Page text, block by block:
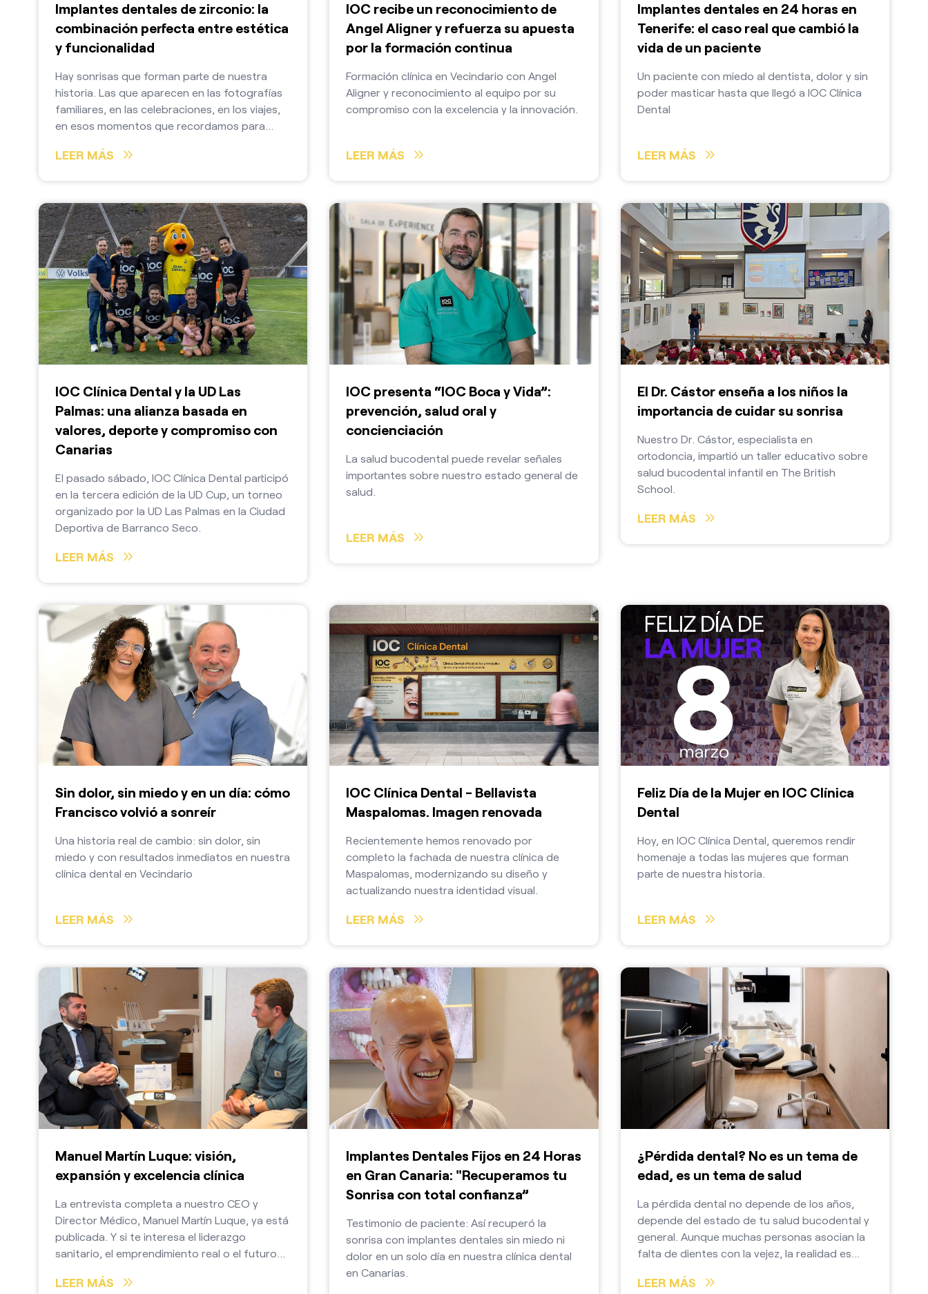
Implantes dentales de zirconio: la
combinación perfecta entre estética
y funcionalidad
Hay sonrisas que forman parte de nuestra
historia. Las que aparecen en las fotografías
familiares, en las celebraciones, en los viajes,
en esos momentos que recordamos para
LEER MÁS
IOC recibe un reconocimiento de
Angel Aligner y refuerza su apuesta
por la formación continua
Formación clínica en Vecindario con Angel
Aligner y reconocimiento al equipo por su
compromiso con la excelencia y la innovación.
LEER MÁS
Implantes dentales en 24 horas en
Tenerife: el caso real que cambió la
vida de un paciente
Un paciente con miedo al dentista, dolor y sin
poder masticar hasta que llegó a IOC Clínica
Dental
LEER MÁS
IOC Clínica Dental y la UD Las
Palmas: una alianza basada en
valores, deporte y compromiso con
Canarias
El pasado sábado, IOC Clínica Dental participó
en la tercera edición de la UD Cup, un torneo
organizado por la UD Las Palmas en la Ciudad
Deportiva de Barranco Seco.
LEER MÁS
IOC presenta “IOC Boca y Vida”:
prevención, salud oral y
concienciación
La salud bucodental puede revelar señales
importantes sobre nuestro estado general de
salud.
LEER MÁS
El Dr. Cástor enseña a los niños la
importancia de cuidar su sonrisa
Nuestro Dr. Cástor, especialista en
ortodoncia, impartió un taller educativo sobre
salud bucodental infantil en The British
School.
LEER MÁS
Sin dolor, sin miedo y en un día: cómo
Francisco volvió a sonreír
Una historia real de cambio: sin dolor, sin
miedo y con resultados inmediatos en nuestra
clínica dental en Vecindario
LEER MÁS
IOC Clínica Dental - Bellavista
Maspalomas. Imagen renovada
Recientemente hemos renovado por
completo la fachada de nuestra clínica de
Maspalomas, modernizando su diseño y
actualizando nuestra identidad visual.
LEER MÁS
Feliz Día de la Mujer en IOC Clínica
Dental
Hoy, en IOC Clínica Dental, queremos rendir
homenaje a todas las mujeres que forman
parte de nuestra historia.
LEER MÁS
Manuel Martín Luque: visión,
expansión y excelencia clínica
La entrevista completa a nuestro CEO y
Director Médico, Manuel Martín Luque, ya está
publicada. Y si te interesa el liderazgo
sanitario, el emprendimiento real o el futuro
LEER MÁS
Implantes Dentales Fijos en 24 Horas
en Gran Canaria: "Recuperamos tu
Sonrisa con total confianza”
Testimonio de paciente: Así recuperó la
sonrisa con implantes dentales sin miedo ni
dolor en un solo día en nuestra clínica dental
en Canarias.
¿Pérdida dental? No es un tema de
edad, es un tema de salud
La pérdida dental no depende de los años,
depende del estado de tu salud bucodental y
general. Aunque muchas personas asocian la
falta de dientes con la vejez, la realidad es
LEER MÁS